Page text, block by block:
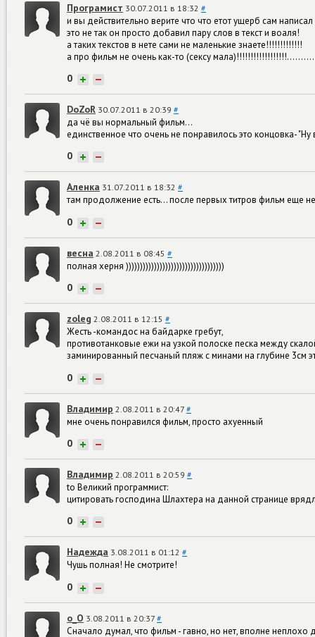
Програмист 30.07.2011 в 18:32 #
и вы действительно верите что что етот ущерб сам написал
это не так он просто добавил пару слов в текст и воаля!
а таких текстов в нете сами не маленькие знаете!!!!!!!!!!!!!
а про фильм не очень как-то (сексу
0 + −
DoZoR 30.07.2011 в 20:39 #
да чё вы нормальный фильм...
единственное что очень не понравилось это концовка-
0 + −
Аленка 31.07.2011 в 18:32 #
там продолжение есть... после первых титров фильм еще
0 + −
весна 2.08.2011 в 08:45 #
полная херня )))))))))))))))))))))))))))))))))))
0 + −
zoleg 2.08.2011 в 12:15 #
Жесть -командос на байдарке гребут,
противотанковые ежи на узкой полоске песка между
заминированный песчаный пляж с минами на глубине 3см
0 + −
Владимир 2.08.2011 в 20:47 #
мне очень понравился фильм, просто ахуенный
0 + −
Владимир 2.08.2011 в 20:59 #
to Великий программист:
цитировать господина Шлахтера на данной странице
0 + −
Надежда 3.08.2011 в 01:12 #
Чушь полная! Не смотрите!
0 + −
о_О 3.08.2011 в 20:37 #
Сначало думал, что фильм - гавно, но нет, вполне